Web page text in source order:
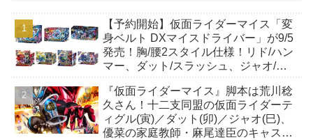
【予約開始】仮面ライダーマイス「変
身ベルト DXマイスドライバー」が9/5
発売！胸/腰2スタイル仕様！リド/ハン
マー、ダット/スラッシュ、ジャオ/バ
も！
『仮面ライダーマイス』脚本は荒川稔
久さん！十二支同盟の仮面ライダーテ
ィグル(寅)／ダット(卯)／ジャオ(巳)、
優菜の家庭教師・麻尾達臣のキャスト